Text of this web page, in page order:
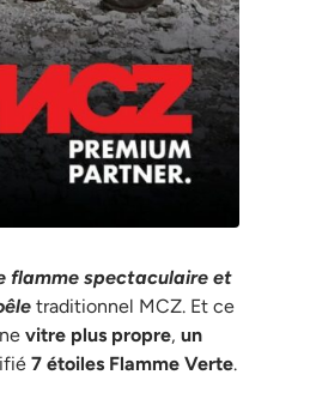
flamme spectaculaire et
traditionnel MCZ. Et ce
vitre plus propre, un
7 étoiles Flamme Verte.